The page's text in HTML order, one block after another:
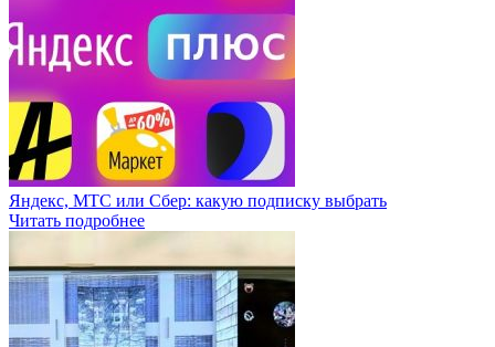
Яндекс, МТС или Сбер: какую подписку выбрать
Читать подробнее